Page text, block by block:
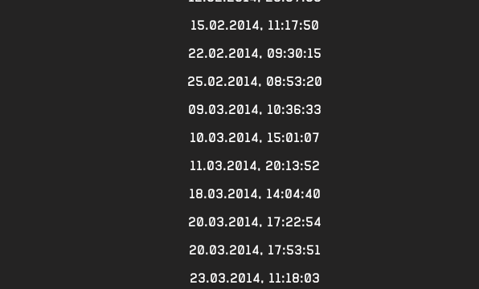
15.02.2014, 11:17:50
22.02.2014, 09:30:15
25.02.2014, 08:53:20
09.03.2014, 10:36:33
10.03.2014, 15:01:07
11.03.2014, 20:13:52
18.03.2014, 14:04:40
20.03.2014, 17:22:54
20.03.2014, 17:53:51
23.03.2014, 11:18:03